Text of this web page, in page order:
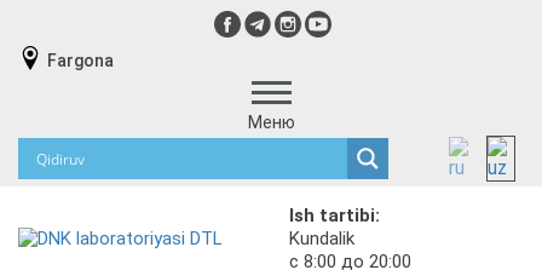
Fargona
Меню
Ish tartibi:
Kundalik
с 8:00 до 20:00